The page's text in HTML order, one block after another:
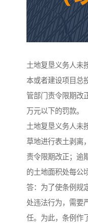
土地复垦义务人未
本或者建设项目总
管部门责令限期改
万元以下的罚款。
土地复垦义务人未
草地进行表土剥离
责令限期改正；逾
的土地面积处每公
答：为了使条例规
处违法行为，需要
任。为此，条例作